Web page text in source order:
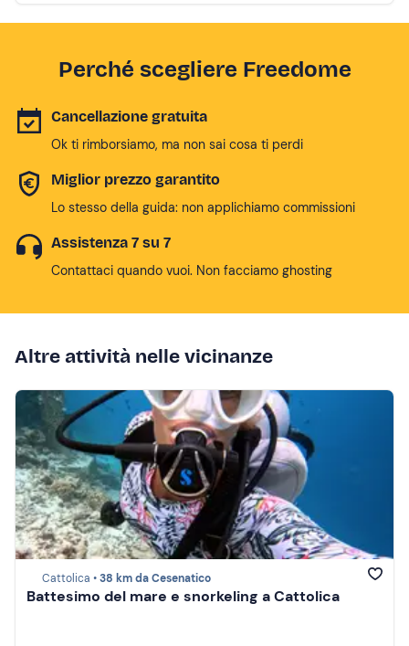
Perché scegliere Freedome
Cancellazione gratuita
Ok ti rimborsiamo, ma non sai cosa ti perdi
Miglior prezzo garantito
Lo stesso della guida: non applichiamo commissioni
Assistenza 7 su 7
Contattaci quando vuoi. Non facciamo ghosting
Altre attività nelle vicinanze
Cattolica •38 km da Cesenatico
Battesimo del mare e snorkeling a Cattolica